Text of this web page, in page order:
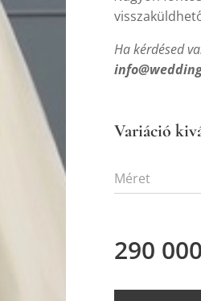
Ha kérdésed
Variáció
Méret
290 000